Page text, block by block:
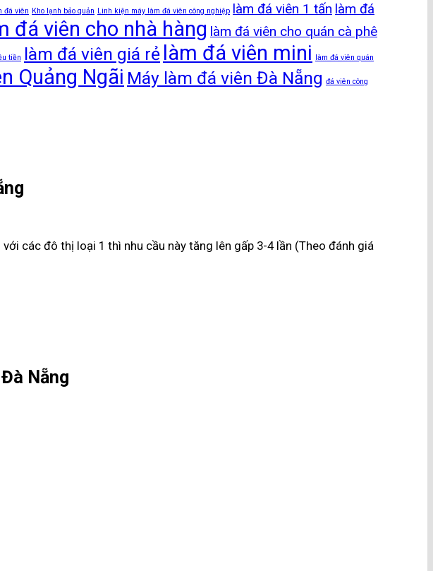
đá viên Kho lạnh bảo quản Linh kiện máy làm đá viên công nghiệp làm đá viên 1 tấn làm đá
đá viên cho nhà hàng làm đá viên cho quán cà phê
tiền làm đá viên giá rẻ làm đá viên mini làm đá viên quán
Quảng Ngãi Máy làm đá viên Đà Nẵng đá viên công
các đô thị loại 1 thì nhu cầu này tăng lên gấp 3-4 lần (Theo đánh giá
Nẵng